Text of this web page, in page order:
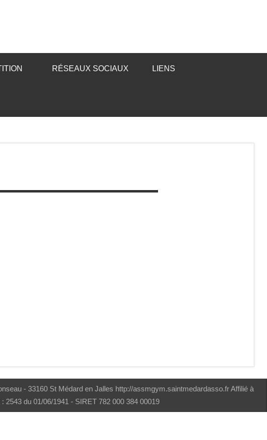
RÉSEAUX SOCIAUX LIENS
- 33160 St Médard en Jalles http://assmgym.saintmedardasso.fr Affilié à
2543 du 01/06/1941 - SIRET 782 000 384 00019